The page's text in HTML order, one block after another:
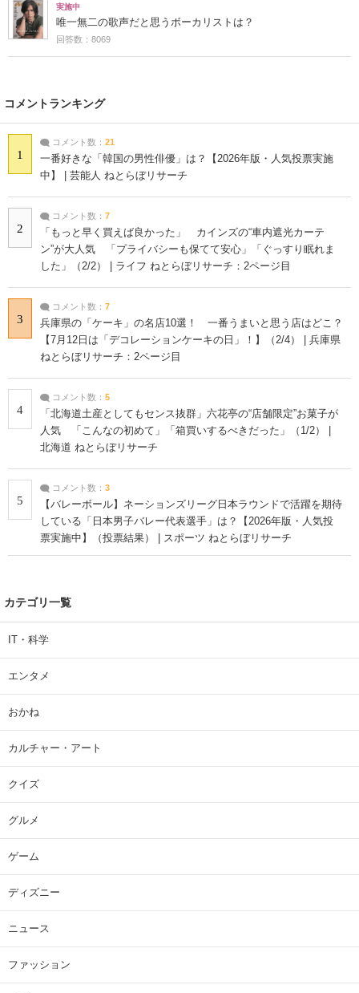
実施中
唯一無二の歌声だと思うボーカリストは？
回答数：8069
コメントランキング
1
コメント数： 21
一番好きな「韓国の男性俳優」は？【2026年版・人気投票実施
中】 | 芸能人 ねとらぼリサーチ
2
コメント数： 7
「もっと早く買えば良かった」 カインズの“車内遮光カーテ
ン”が大人気 「プライバシーも保てて安心」「ぐっすり眠れま
した」（2/2） | ライフ ねとらぼリサーチ：2ページ目
3
コメント数： 7
兵庫県の「ケーキ」の名店10選！ 一番うまいと思う店はどこ？
【7月12日は「デコレーションケーキの日」！】（2/4） | 兵庫県
ねとらぼリサーチ：2ページ目
4
コメント数： 5
「北海道土産としてもセンス抜群」六花亭の“店舗限定”お菓子が
人気 「こんなの初めて」「箱買いするべきだった」（1/2） |
北海道 ねとらぼリサーチ
5
コメント数： 3
【バレーボール】ネーションズリーグ日本ラウンドで活躍を期待
している「日本男子バレー代表選手」は？【2026年版・人気投
票実施中】（投票結果） | スポーツ ねとらぼリサーチ
カテゴリ一覧
IT・科学
エンタメ
おかね
カルチャー・アート
クイズ
グルメ
ゲーム
ディズニー
ニュース
ファッション